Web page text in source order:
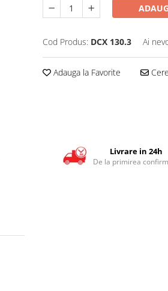
Cod Produs: DCX 130.3 Ai
Adauga la Favorite
Livrare in 24h
De la primirea